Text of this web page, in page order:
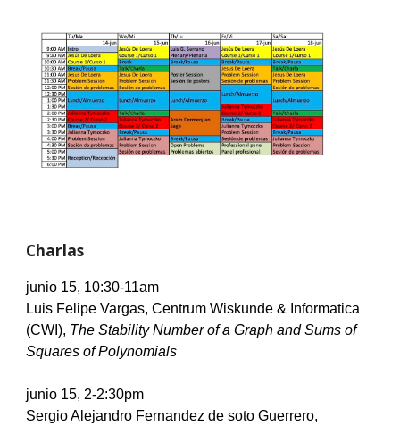
Charlas
junio 15, 10:30-11am
Luis Felipe Vargas, Centrum Wiskunde & Informatica
(CWI), The Stability Number of a Graph and Sums of
Squares of Polynomials
junio 15, 2-2:30pm
Sergio Alejandro Fernandez de soto Guerrero,